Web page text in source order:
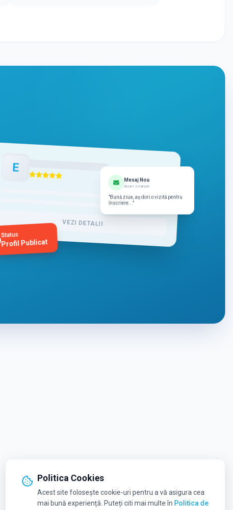
E
VEZI DETALII
Acum 2 minute
"Bună ziua, aș dori o vizită pentru
înscriere..."
Status
Profil Publicat
Politica Cookies
Acest site folosește cookie-uri pentru a vă asigura cea
mai bună experiență. Puteți citi mai multe în Politica de